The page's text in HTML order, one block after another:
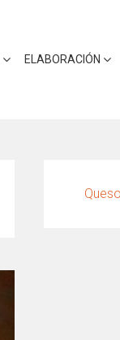
ELABORACIÓN